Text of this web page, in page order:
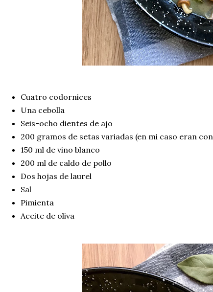
Cuatro codornices
Una cebolla
Seis-ocho dientes de ajo
200 gramos de setas variadas (en mi caso eran
150 ml de vino blanco
200 ml de caldo de pollo
Dos hojas de laurel
Sal
Pimienta
Aceite de oliva